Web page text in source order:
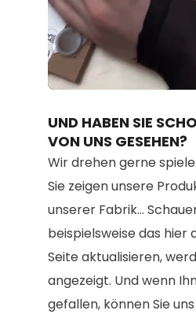
UND HABEN SIE
VON UNS GESEHEN?
Wir drehen gerne
Sie zeigen unsere
unserer Fabrik...
beispielsweise das hier
Seite aktualisieren,
angezeigt. Und wenn
gefallen, können Sie